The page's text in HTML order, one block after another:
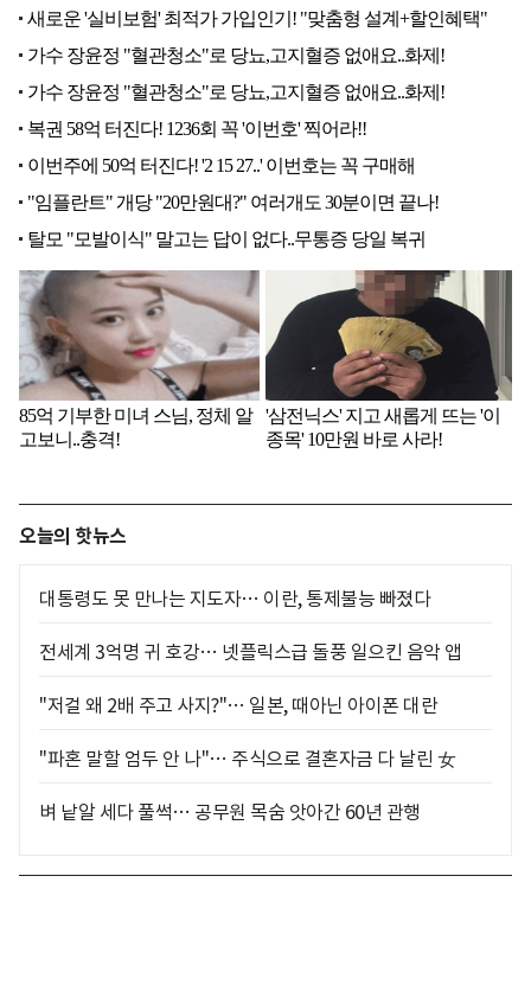
오늘의 핫뉴스
대통령도 못 만나는 지도자… 이란, 통제불능 빠졌다
전세계 3억명 귀 호강… 넷플릭스급 돌풍 일으킨 음악 앱
"저걸 왜 2배 주고 사지?"… 일본, 때아닌 아이폰 대란
"파혼 말할 엄두 안 나"… 주식으로 결혼자금 다 날린 女
벼 낱알 세다 풀썩… 공무원 목숨 앗아간 60년 관행